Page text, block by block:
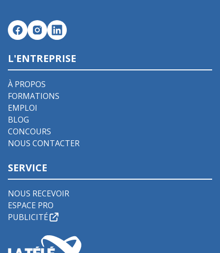
L'ENTREPRISE
À PROPOS
FORMATIONS
EMPLOI
BLOG
CONCOURS
NOUS CONTACTER
SERVICE
NOUS RECEVOIR
ESPACE PRO
PUBLICITÉ